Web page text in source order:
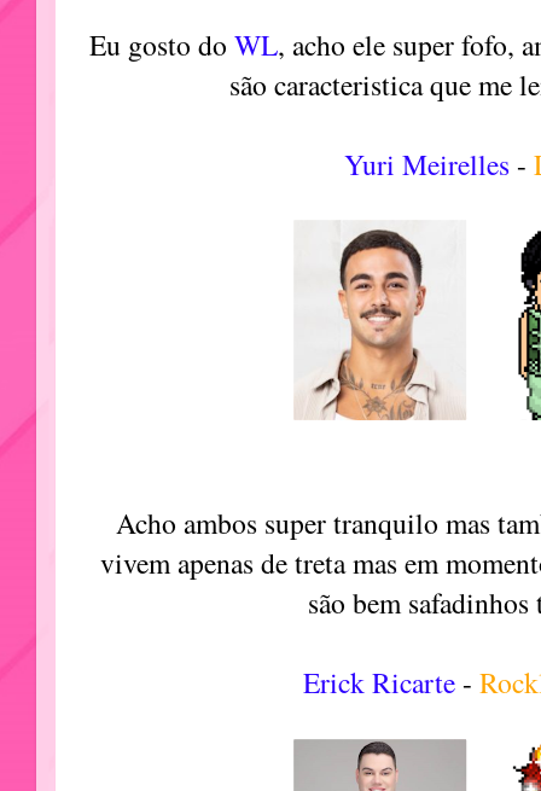
Eu gosto doWL, acho ele super fofo,
são caracteristica que me
Yuri Meirelles -
Acho ambos super tranquilo mas
vivem apenas de treta mas em
são bem safadinhos
Erick Ricarte -